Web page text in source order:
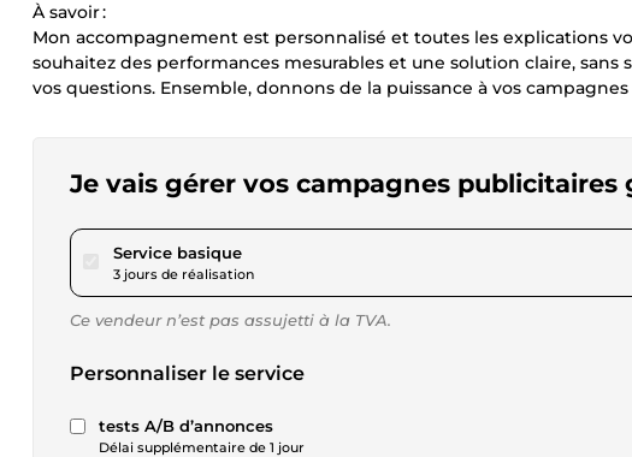
À savoir :
Mon accompagnement est personnalisé et toutes les explications
souhaitez des performances mesurables et une solution claire, sans
vos questions. Ensemble, donnons de la puissance à vos campagnes
Je vais gérer vos campagnes publicitaires
Service basiquepour 404,57 $US
3 jours de réalisation
Ce vendeur n’est pas assujetti à la TVA.
Personnaliser le service
tests A/B d’annonces
Délai supplémentaire de 1 jour